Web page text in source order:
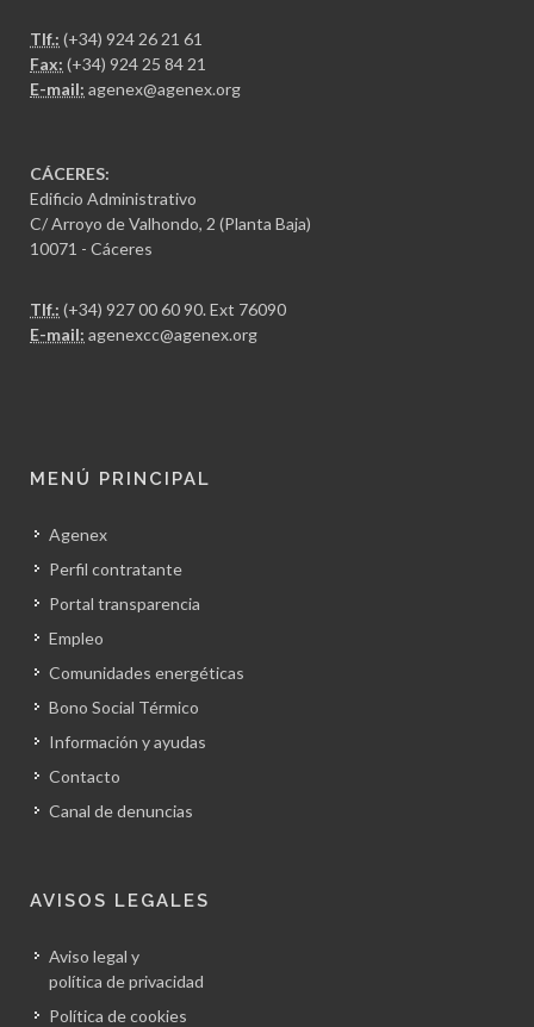
Tlf.: (+34) 924 26 21 61
Fax: (+34) 924 25 84 21
E-mail: agenex@agenex.org
CÁCERES:
Edificio Administrativo
C/ Arroyo de Valhondo, 2 (Planta Baja)
10071 - Cáceres
Tlf.: (+34) 927 00 60 90. Ext 76090
E-mail: agenexcc@agenex.org
MENÚ PRINCIPAL
Agenex
Perfil contratante
Portal transparencia
Empleo
Comunidades energéticas
Bono Social Térmico
Información y ayudas
Contacto
Canal de denuncias
AVISOS LEGALES
Aviso legal y
política de privacidad
Política de cookies